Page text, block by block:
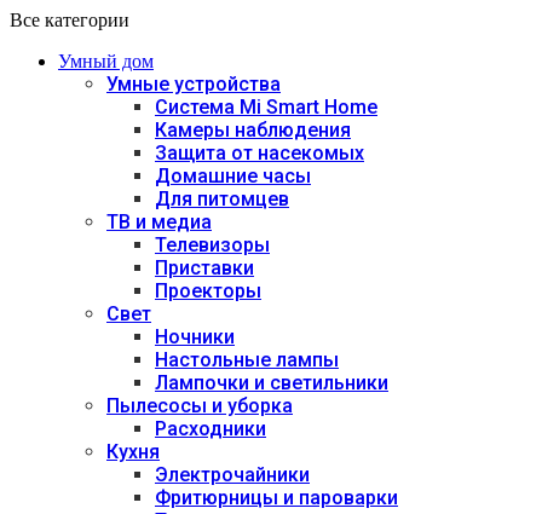
Все категории
Умный дом
Умные устройства
Система Mi Smart Home
Камеры наблюдения
Защита от насекомых
Домашние часы
Для питомцев
ТВ и медиа
Телевизоры
Приставки
Проекторы
Свет
Ночники
Настольные лампы
Лампочки и светильники
Пылесосы и уборка
Расходники
Кухня
Электрочайники
Фритюрницы и пароварки